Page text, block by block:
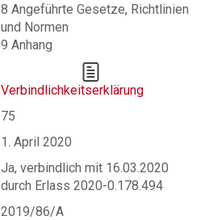
8 Angeführte Gesetze, Richtlinien
und Normen
9 Anhang
Verbindlichkeitserklärung
75
1. April 2020
Ja, verbindlich mit 16.03.2020
durch Erlass 2020-0.178.494
2019/86/A